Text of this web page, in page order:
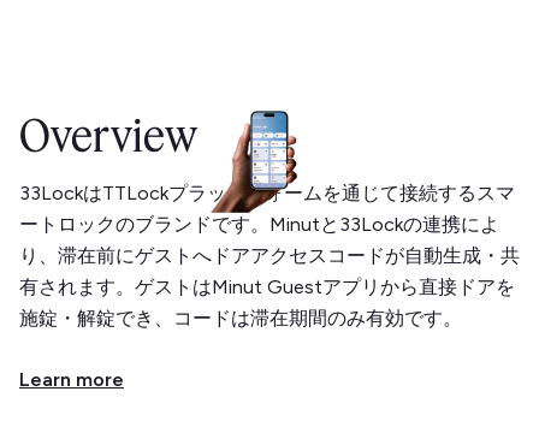
Overview
33LockはTTLockプラットフォームを通じて接続するスマ
ートロックのブランドです。Minutと33Lockの連携によ
り、滞在前にゲストへドアアクセスコードが自動生成・共
有されます。ゲストはMinut Guestアプリから直接ドアを
施錠・解錠でき、コードは滞在期間のみ有効です。
Learn more